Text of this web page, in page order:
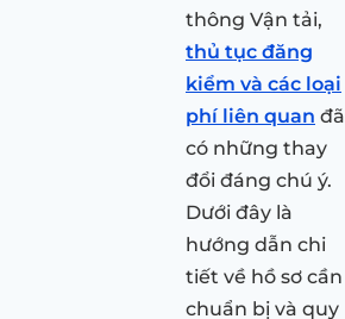
thông Vận tải,
thủ tục đăng
kiểm và các loại
phí liên quan đã
có những thay
đổi đáng chú ý.
Dưới đây là
hướng dẫn chi
tiết về hồ sơ cần
chuẩn bị và quy